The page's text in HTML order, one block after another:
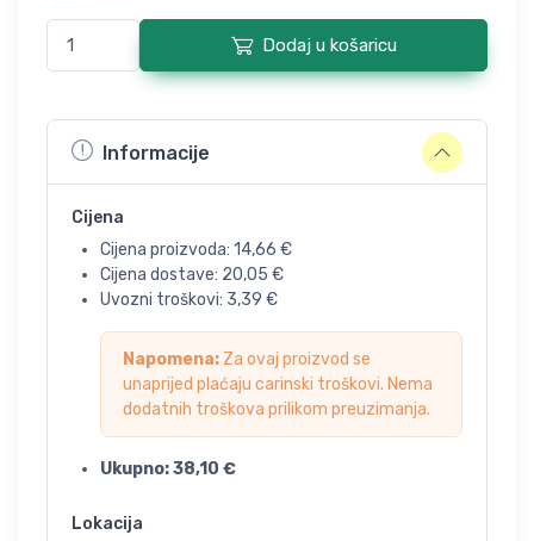
Dodaj u košaricu
Informacije
Cijena
Cijena proizvoda: 14,66 €
Cijena dostave: 20,05 €
Uvozni troškovi: 3,39 €
Napomena: Za ovaj proizvod se
unaprijed plaćaju carinski troškovi. Nema
dodatnih troškova prilikom preuzimanja.
Ukupno:38,10 €
Lokacija